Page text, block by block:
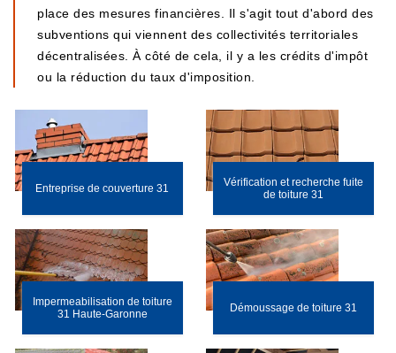
place des mesures financières. Il s'agit tout d'abord des
subventions qui viennent des collectivités territoriales
décentralisées. À côté de cela, il y a les crédits d'impôt
ou la réduction du taux d'imposition.
Entreprise de couverture 31
Vérification et recherche fuite
de toiture 31
Impermeabilisation de toiture
31 Haute-Garonne
Démoussage de toiture 31